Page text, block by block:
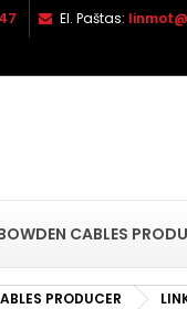
El. Paštas:
CABLES
PRODUCER